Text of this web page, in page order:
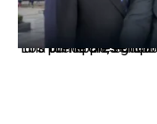
Los principales grupos empresariales del país